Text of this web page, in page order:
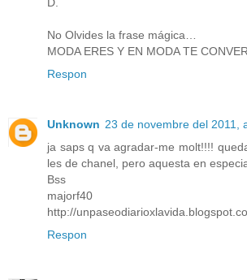
No Olvides la frase mágica…
MODA ERES Y EN MODA TE
Respon
Unknown 23 de novembre del 2011,
ja saps q va agradar-me molt!!!!
les de chanel, pero aquesta en
Bss
majorf40
http://
Respon